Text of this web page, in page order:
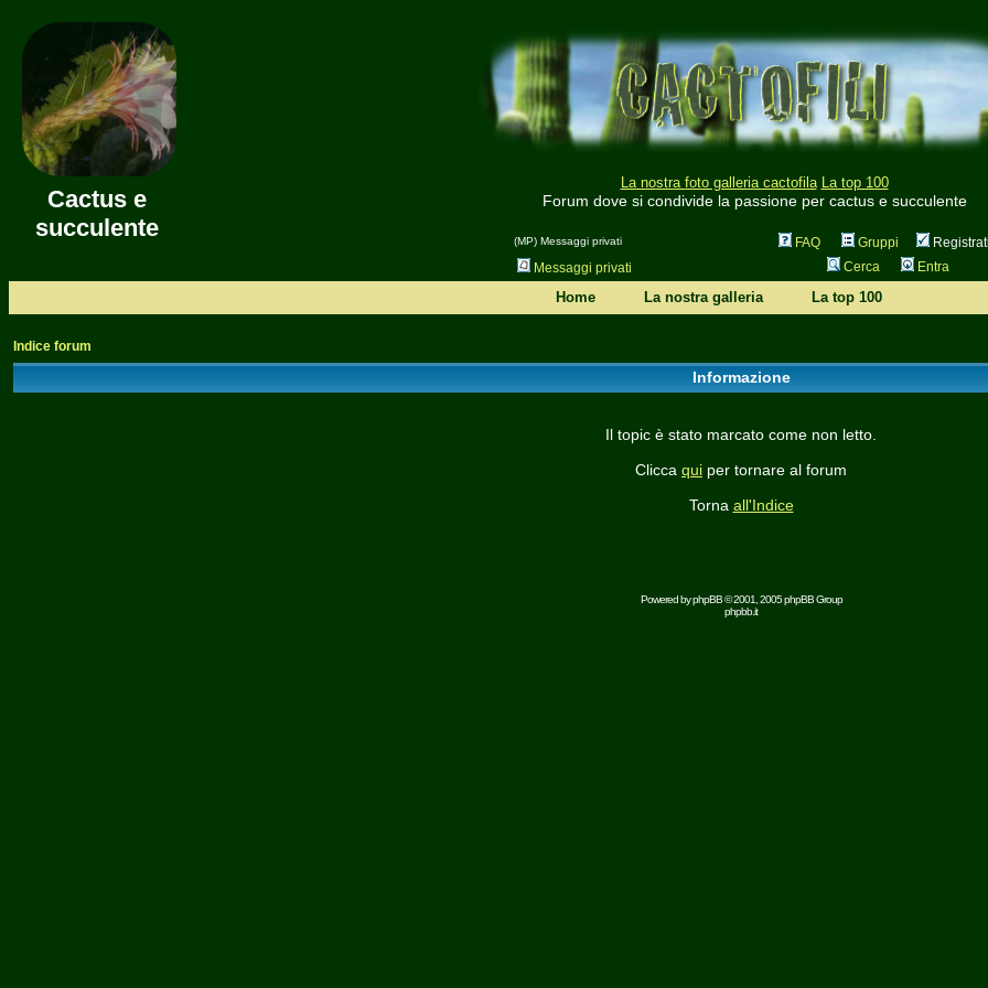
Cactus e
succulente
La nostra foto galleria cactofila La top 100
Forum dove si condivide la passione per cactus e succulente
(MP) Messaggi privati FAQ Gruppi
Messaggi privati
Cerca Entra
Home La nostra galleria La top 100
Indice forum
Informazione
Il topic è stato marcato come non letto.
Clicca qui per tornare al forum
Torna all'Indice
Powered byphpBB© 2001, 2005 phpBB Group
phpbb.it